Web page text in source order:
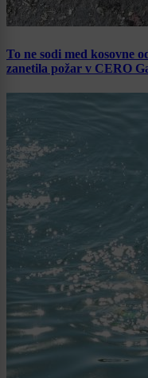
To ne sodi med kosovne
zanetila požar v CERO